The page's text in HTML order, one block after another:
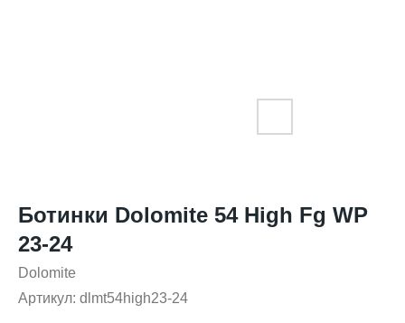
Ботинки Dolomite 54 High Fg WP
23-24
Dolomite
Артикул: dlmt54high23-24